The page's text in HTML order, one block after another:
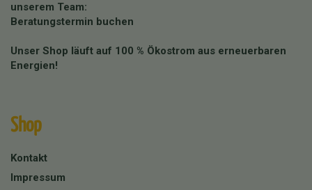
unserem Team:
Beratungstermin buchen
Unser Shop läuft auf 100 % Ökostrom aus erneuerbaren
Energien!
Shop
Kontakt
Impressum